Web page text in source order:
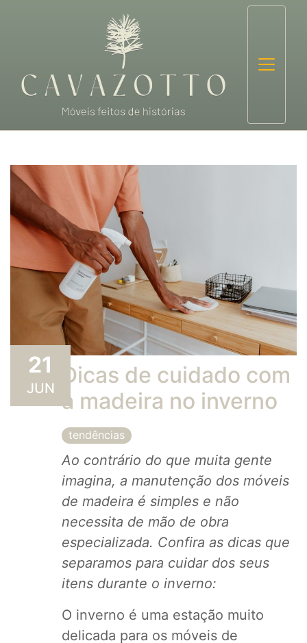
21
JUN
Dicas de cuidado com
a madeira no inverno
tendências
Ao contrário do que muita gente
imagina, a manutenção dos móveis
de madeira é simples e não
necessita de mão de obra
especializada. Confira as dicas que
separamos para cuidar dos seus
itens durante o inverno:
O inverno é uma estação muito
delicada para os móveis de